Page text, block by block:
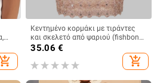
Κεντημένο κορμάκι με τιράντες
και σκελετό από ψαριού (fishbone),
βέστ με διαμαντιών διακόσμηση,
φλοράλ μοτίβο, στενή γραμμή,
υπερ-κοντό μήκος ≤40 εκ,
35.06 €
add_shopping_cart